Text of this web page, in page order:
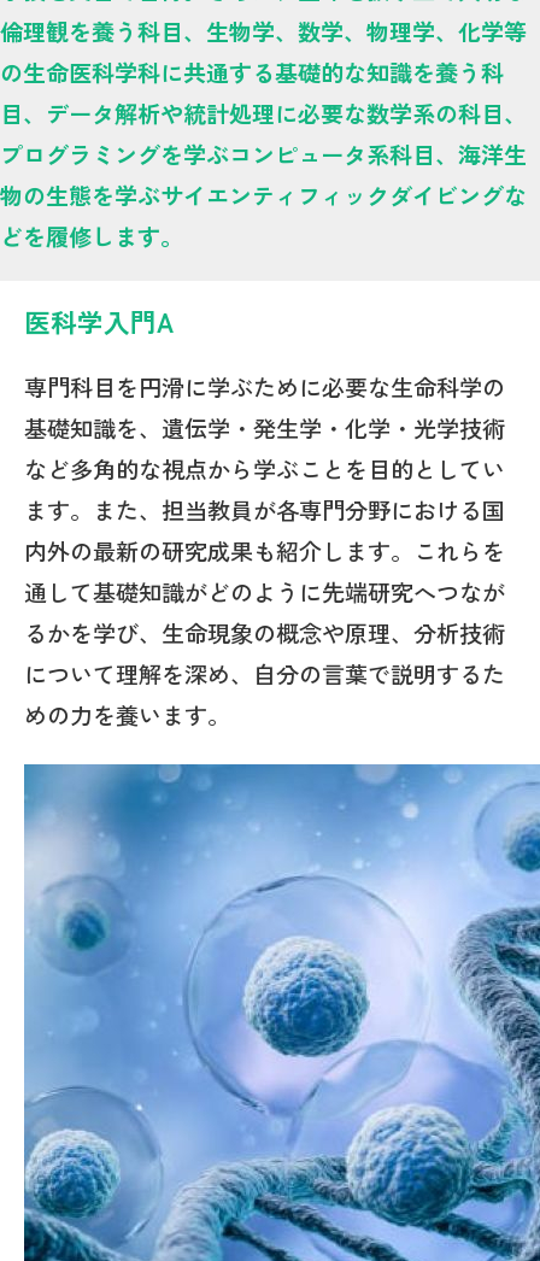
倫理観を養う科目、生物学、数学、物理学、化学等
の生命医科学科に共通する基礎的な知識を養う科
目、データ解析や統計処理に必要な数学系の科目、
プログラミングを学ぶコンピュータ系科目、海洋生
物の生態を学ぶサイエンティフィックダイビングな
どを履修します。
医科学入門A
専門科目を円滑に学ぶために必要な生命科学の
基礎知識を、遺伝学・発生学・化学・光学技術
など多角的な視点から学ぶことを目的としてい
ます。また、担当教員が各専門分野における国
内外の最新の研究成果も紹介します。これらを
通して基礎知識がどのように先端研究へつなが
るかを学び、生命現象の概念や原理、分析技術
について理解を深め、自分の言葉で説明するた
めの力を養います。